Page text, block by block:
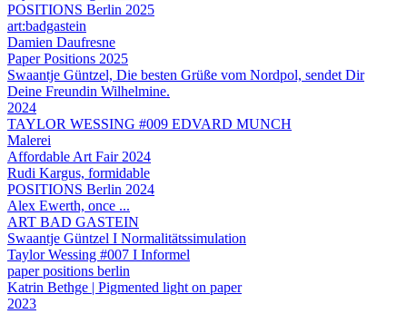
POSITIONS Berlin 2025
art:badgastein
Damien Daufresne
Paper Positions 2025
Swaantje Güntzel, Die besten Grüße vom Nordpol, sendet Dir
Deine Freundin Wilhelmine.
2024
TAYLOR WESSING #009 EDVARD MUNCH
Malerei
Affordable Art Fair 2024
Rudi Kargus, formidable
POSITIONS Berlin 2024
Alex Ewerth, once ...
ART BAD GASTEIN
Swaantje Güntzel I Normalitätssimulation
Taylor Wessing #007 I Informel
paper positions berlin
Katrin Bethge | Pigmented light on paper
2023